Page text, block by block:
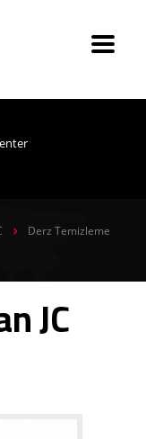
Derz Temizleme
JC